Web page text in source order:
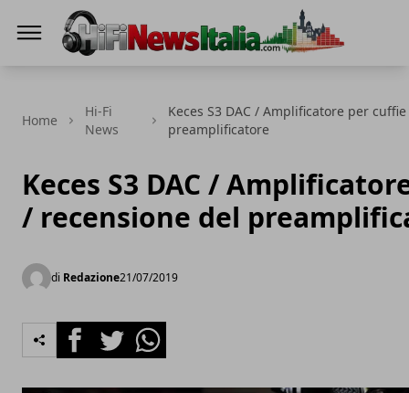
Home
Hi-Fi
News
Keces S3 DAC / Amplificatore per
preamplificatore
Keces S3 DAC /
/ recensione del
di Redazione21/07/2019
FacebookTwitterWhatsapp